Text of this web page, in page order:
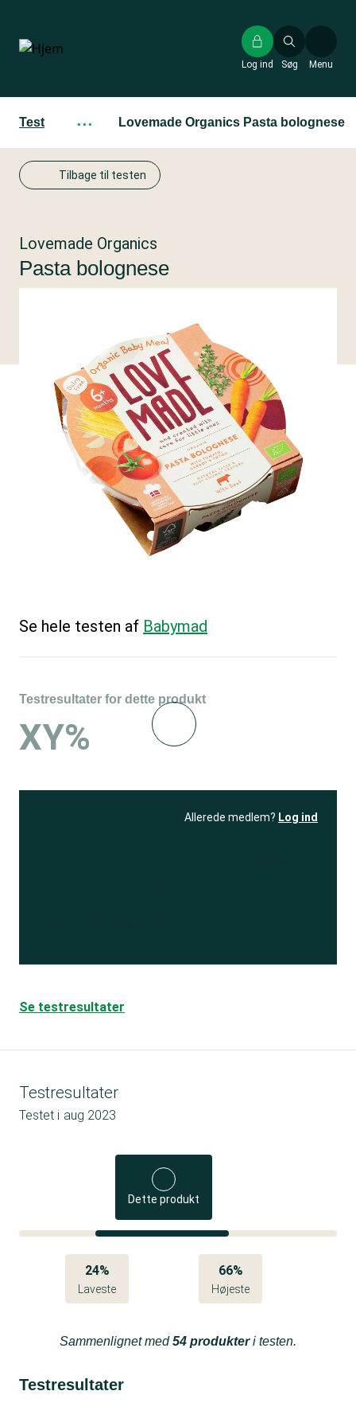
hovedindhold
Søg
Log ind Menu
Test ··· Lovemade Organics Pasta bolognese
Tilbage til testen
Lovemade Organics
Pasta bolognese
Se hele testen af Babymad
Testresultater for dette produkt
XY%
Allerede medlem? Log ind
Se testresultater
Testresultater
Testet i aug 2023
Dette produkt
24%
Laveste
66%
Højeste
Sammenlignet med54 produkteri testen.
Testresultater